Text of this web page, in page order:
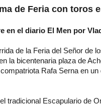
de Feria con toros
en el diario El Men por
de la Feria del Señor de
la bicentenaria plaza de
Rafa Serna en un
tradicional Escapulario de